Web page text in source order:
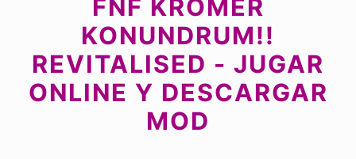
FNF KROMER
KONUNDRUM!!
REVITALISED - JUGAR
ONLINE Y DESCARGAR
MOD